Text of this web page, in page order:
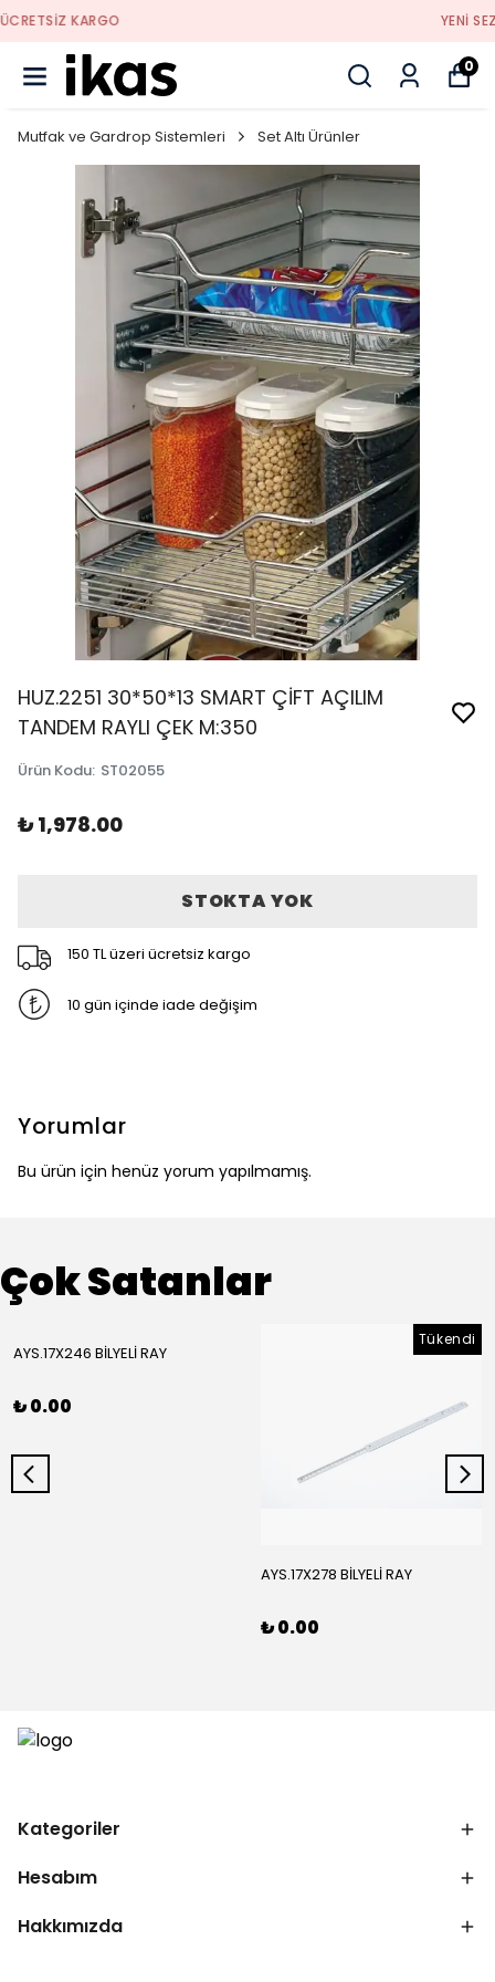
0
Mutfak ve Gardrop Sistemleri Set Altı Ürünler
HUZ.2251 30*50*13 SMART ÇİFT AÇILIM
TANDEM RAYLI ÇEK M:350
Ürün Kodu: ST02055
₺ 1,978.00
STOKTA YOK
150 TL üzeri ücretsiz kargo
10 gün içinde iade değişim
Yorumlar
Bu ürün için henüz yorum yapılmamış.
Çok Satanlar
AYS.17X246 BİLYELİ RAY
₺ 0.00
Tükendi
AYS.17X278 BİLYELİ RAY
₺ 0.00
Kategoriler
Hesabım
Hakkımızda